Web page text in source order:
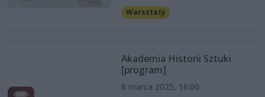
Warsztaty
Akademia Historii Sztuki
[program]
8 marca 2025, 16:00